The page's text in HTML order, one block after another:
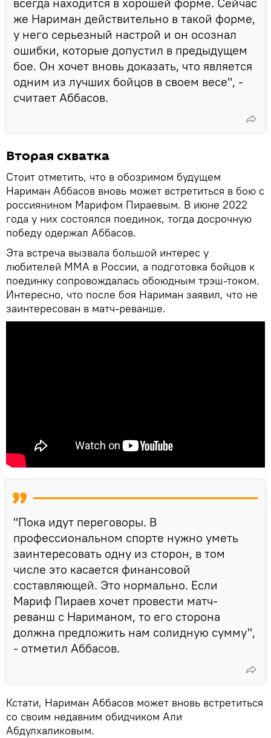
же Нариман действительно в такой форме,
у него серьезный настрой и он осознал
ошибки, которые допустил в предыдущем
бое. Он хочет вновь доказать, что является
одним из лучших бойцов в своем весе", -
считает Аббасов.
Вторая схватка
Стоит отметить, что в обозримом будущем
Нариман Аббасов вновь может встретиться в бою с
россиянином Марифом Пираевым. В июне 2022
года у них состоялся поединок, тогда досрочную
победу одержал Аббасов.
Эта встреча вызвала большой интерес у
любителей ММА в России, а подготовка бойцов к
поединку сопровождалась обоюдным трэш-током.
Интересно, что после боя Нариман заявил, что не
заинтересован в матч-реванше.
"Пока идут переговоры. В
профессиональном спорте нужно уметь
заинтересовать одну из сторон, в том
числе это касается финансовой
составляющей. Это нормально. Если
Мариф Пираев хочет провести матч-
реванш с Нариманом, то его сторона
должна предложить нам солидную сумму",
- отметил Аббасов.
Кстати, Нариман Аббасов может вновь встретиться
со своим недавним обидчиком Али
Абдулхаликовым.